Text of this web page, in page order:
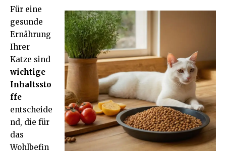
Für eine
gesunde
Ernährung
Ihrer
Katze sind
wichtige
Inhaltssto
ffe
entscheide
nd, die für
das
Wohlbefin